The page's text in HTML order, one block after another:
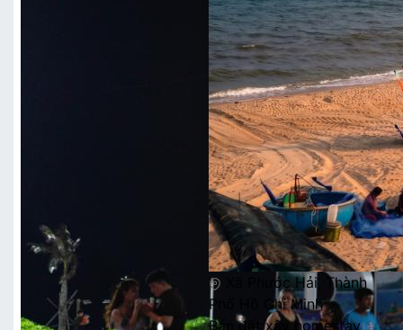
Xã Phước Hải, Thành
Phố Hồ Chí Minh
Bán đất xây homestay